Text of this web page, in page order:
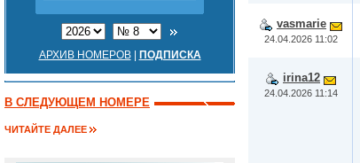
АРХИВ НОМЕРОВ| ПОДПИСКА
В СЛЕДУЮЩЕМ НОМЕРЕ
ЧИТАЙТЕ ДАЛЕЕ
vasmarie
24.04.2026 11:02
irina12
24.04.2026 11:14